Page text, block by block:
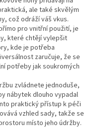
ale také skvělým
což odráží váš vkus.
pro vnitřní použití, je
které chtějí vylepšit
kde je potřeba
zaručuje, že se
potřeby jak soukromých
zvládnete jednoduše,
nábytek dlouho vypadal
praktický přístup k péči
vzhled sady, takže se
místo jeho údržby.